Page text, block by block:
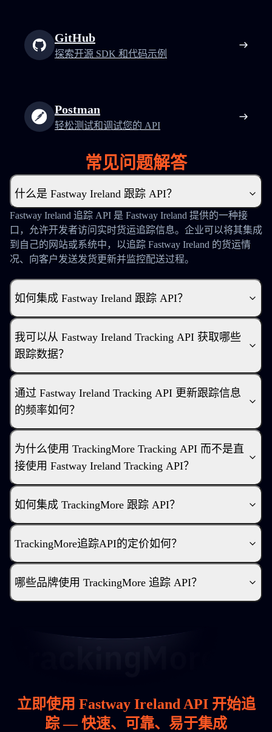
GitHub
探索开源 SDK 和代码示例
Postman
轻松测试和调试您的 API
常见问题解答
什么是 Fastway Ireland 跟踪 API？
Fastway Ireland 追踪 API 是 Fastway Ireland 提供的一种接
口，允许开发者访问实时货运追踪信息。企业可以将其集成
到自己的网站或系统中，以追踪 Fastway Ireland 的货运情
况、向客户发送发货更新并监控配送过程。
如何集成 Fastway Ireland 跟踪 API？
我可以从 Fastway Ireland Tracking API 获取哪些
跟踪数据？
通过 Fastway Ireland Tracking API 更新跟踪信息
的频率如何？
为什么使用 TrackingMore Tracking API 而不是直
接使用 Fastway Ireland Tracking API？
如何集成 TrackingMore 跟踪 API？
TrackingMore追踪API的定价如何？
哪些品牌使用 TrackingMore 追踪 API？
立即使用 Fastway Ireland API 开始追
踪 — 快速、可靠、易于集成